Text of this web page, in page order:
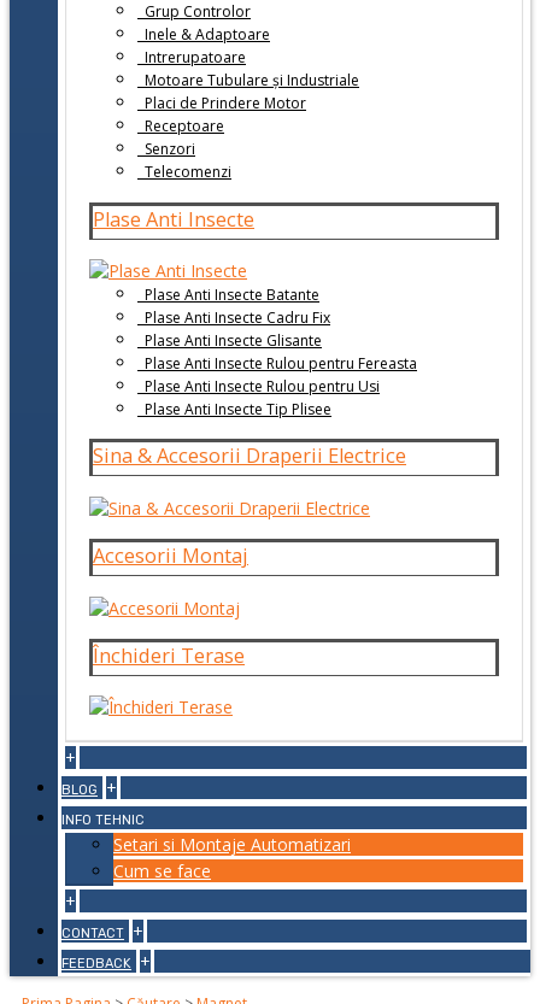
Grup Controlor
Inele & Adaptoare
Intrerupatoare
Motoare Tubulare și Industriale
Placi de Prindere Motor
Receptoare
Senzori
Telecomenzi
Plase Anti Insecte
Plase Anti Insecte Batante
Plase Anti Insecte Cadru Fix
Plase Anti Insecte Glisante
Plase Anti Insecte Rulou pentru Fereasta
Plase Anti Insecte Rulou pentru Usi
Plase Anti Insecte Tip Plisee
Sina & Accesorii Draperii Electrice
Accesorii Montaj
Închideri Terase
+
BLOG +
INFO TEHNIC
Setari si Montaje Automatizari
Cum se face
+
CONTACT +
FEEDBACK +